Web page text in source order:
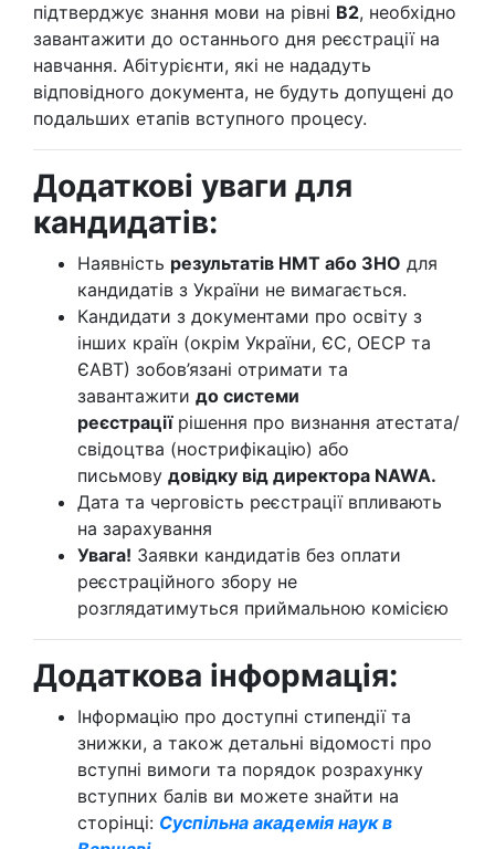
підтверджує знання мови на рівні B2, необхідно
завантажити до останнього дня реєстрації на
навчання. Абітурієнти, які не нададуть
відповідного документа, не будуть допущені до
подальших етапів вступного процесу.
Додаткові уваги для
кандидатів:
Наявність результатів НМТ або ЗНО для
кандидатів з України не вимагається.
Кандидати з документами про освіту з
інших країн (окрім України, ЄС, ОЕСР та
ЄАВТ) зобов’язані отримати та
завантажити до системи
реєстраціїрішення про визнання атестата/
свідоцтва (нострифікацію) або
письмову довідку від директора NAWA.
Дата та черговість реєстрації впливають
на зарахування
Увага! Заявки кандидатів без оплати
реєстраційного збору не
розглядатимуться приймальною комісією
Додаткова інформація:
Інформацію про доступні стипендії та
знижки, а також детальні відомості про
вступні вимоги та порядок розрахунку
вступних балів ви можете знайти на
сторінці: Суспільна академія наук в